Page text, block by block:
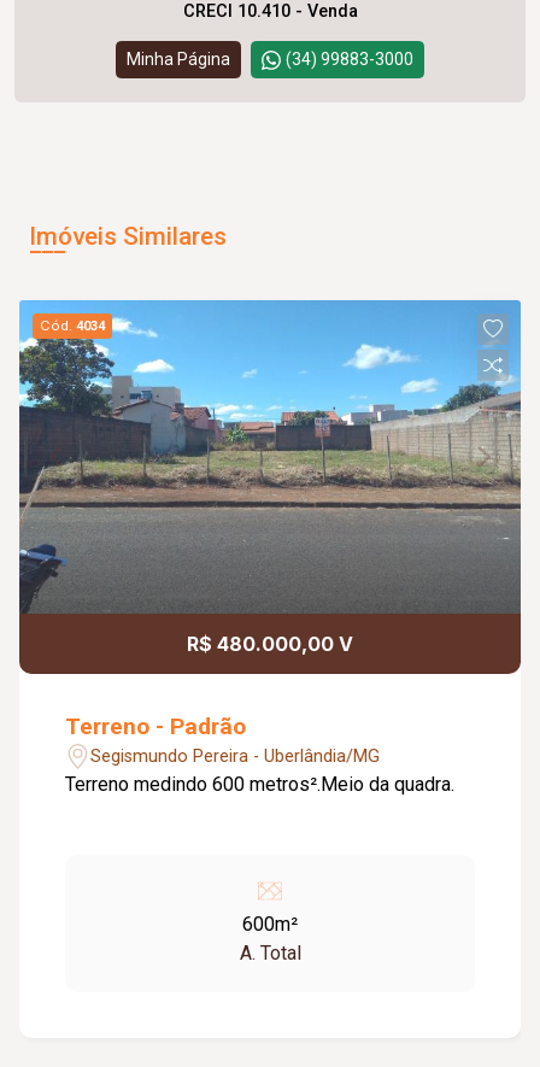
CRECI 10.410 - Venda
Minha Página (34) 99883-3000
Imóveis Similares
Cód.4034
R$ 480.000,00 V
Terreno - Padrão
Segismundo Pereira - Uberlândia/MG
Terreno medindo 600 metros².Meio da quadra.
600m²
A. Total